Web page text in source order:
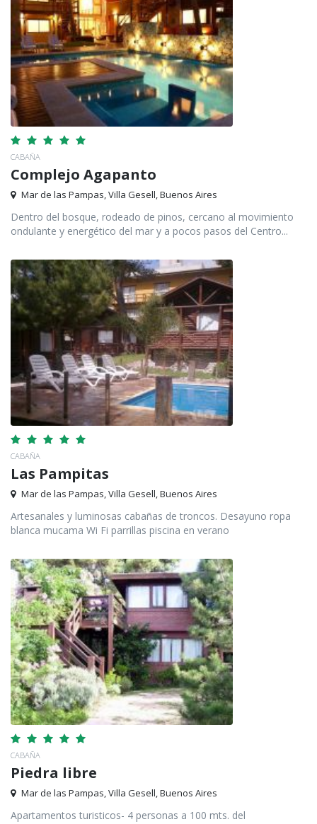
CABAÑA
Complejo Agapanto
Mar de las Pampas, Villa Gesell, Buenos Aires
Dentro del bosque, rodeado de pinos, cercano al movimiento
ondulante y energético del mar y a pocos pasos del Centro...
CABAÑA
Las Pampitas
Mar de las Pampas, Villa Gesell, Buenos Aires
Artesanales y luminosas cabañas de troncos. Desayuno ropa
blanca mucama Wi Fi parrillas piscina en verano
CABAÑA
Piedra libre
Mar de las Pampas, Villa Gesell, Buenos Aires
Apartamentos turisticos- 4 personas a 100 mts. del